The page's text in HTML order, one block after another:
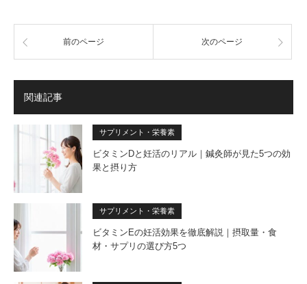
前のページ 次のページ
関連記事
サプリメント・栄養素
ビタミンDと妊活のリアル｜鍼灸師が見た5つの効
果と摂り方
サプリメント・栄養素
ビタミンEの妊活効果を徹底解説｜摂取量・食
材・サプリの選び方5つ